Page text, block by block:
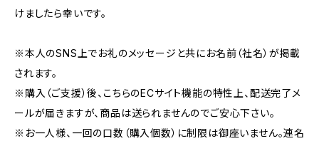
けましたら幸いです。
※本人のSNS上でお礼のメッセージと共にお名前（社名）が掲載
されます。
※購入（ご支援）後、こちらのECサイト機能の特性上、配送完了メ
ールが届きますが、商品は送られませんのでご安心下さい。
※お一人様、一回の口数（購入個数）に制限は御座いません。連名